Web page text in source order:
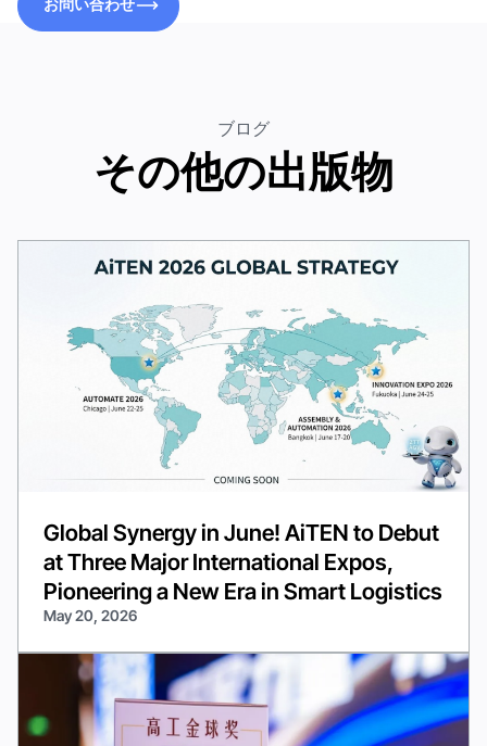
お問い合わせ
ブログ
その他の出版物
Global Synergy in June! AiTEN to Debut
at Three Major International Expos,
Pioneering a New Era in Smart Logistics
May 20, 2026